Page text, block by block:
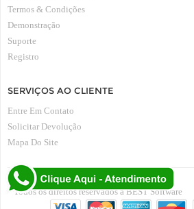
Termos & Condições
Demonstração
Suporte
Registro
SERVIÇOS AO CLIENTE
Entre Em Contato
Solicitar Devolução
Mapa Do Site
Todos os direitos reservados à BEST Software